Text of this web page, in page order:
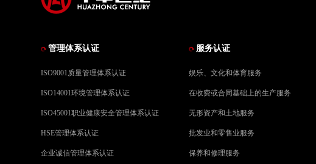
管理体系认证
ISO9001质量管理体系认证
ISO14001环境管理体系认证
ISO45001职业健康安全管理体系认证
HSE管理体系认证
企业诚信管理体系认证
服务认证
娱乐、文化和体育服务
在收费或合同基础上的生产服务
无形资产和土地服务
批发业和零售业服务
保养和修理服务